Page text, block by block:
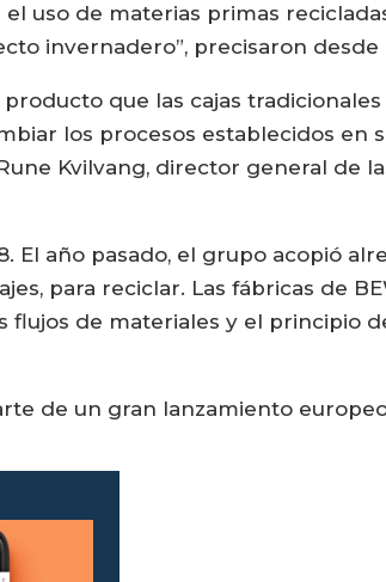
uso de materias primas
invernadero”, precisaron desde
que las cajas tradicionales
los procesos establecidos en
Kvilvang, director general de
El año pasado, el grupo acopió
para reciclar. Las fábricas de
de materiales y el principio
de un gran lanzamiento